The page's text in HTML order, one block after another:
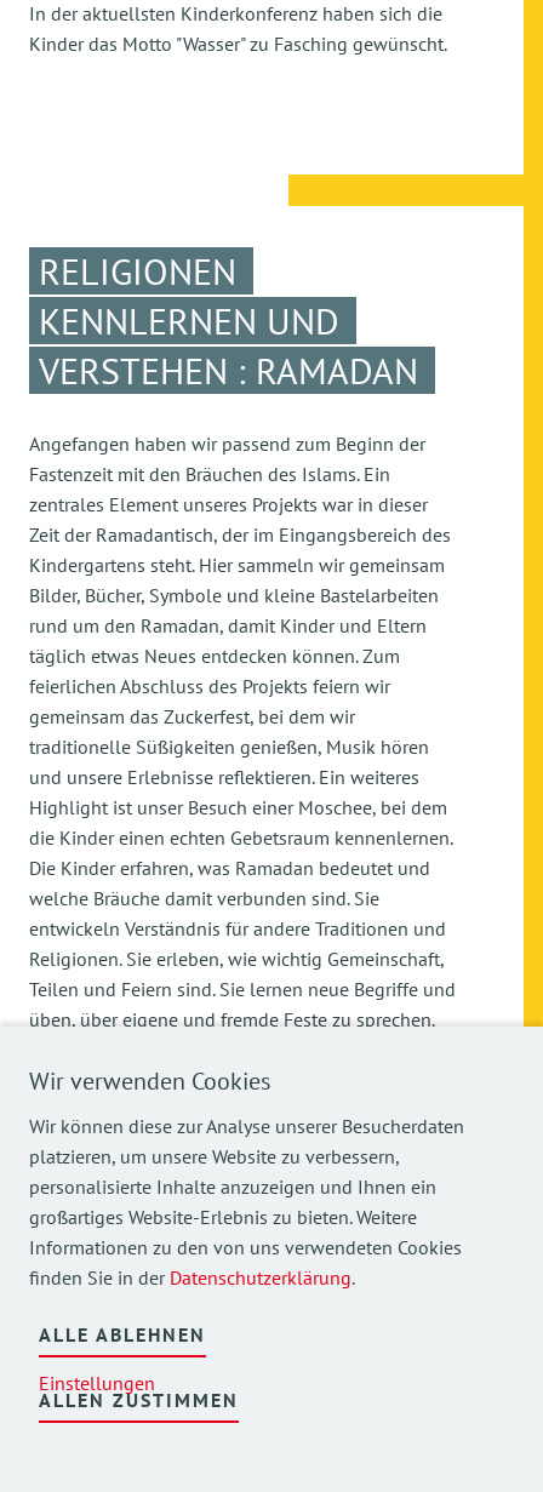
Wir verwenden Cookies
Wir können diese zur Analyse unserer Besucherdaten
platzieren, um unsere Website zu verbessern,
personalisierte Inhalte anzuzeigen und Ihnen ein
großartiges Website-Erlebnis zu bieten. Weitere
Informationen zu den von uns verwendeten Cookies
finden Sie in der Datenschutzerklärung.
ALLE ABLEHNEN
Einstellungen
ALLEN ZUSTIMMEN
In der aktuellsten Kinderkonferenz haben sich die
Kinder das Motto "Wasser" zu Fasching gewünscht.
RELIGIONEN
KENNLERNEN UND
VERSTEHEN : RAMADAN
Angefangen haben wir passend zum Beginn der
Fastenzeit mit den Bräuchen des Islams. Ein
zentrales Element unseres Projekts war in dieser
Zeit der Ramadantisch, der im Eingangsbereich des
Kindergartens steht. Hier sammeln wir gemeinsam
Bilder, Bücher, Symbole und kleine Bastelarbeiten
rund um den Ramadan, damit Kinder und Eltern
täglich etwas Neues entdecken können. Zum
feierlichen Abschluss des Projekts feiern wir
gemeinsam das Zuckerfest, bei dem wir
traditionelle Süßigkeiten genießen, Musik hören
und unsere Erlebnisse reflektieren. Ein weiteres
Highlight ist unser Besuch einer Moschee, bei dem
die Kinder einen echten Gebetsraum kennenlernen.
Die Kinder erfahren, was Ramadan bedeutet und
welche Bräuche damit verbunden sind. Sie
entwickeln Verständnis für andere Traditionen und
Religionen. Sie erleben, wie wichtig Gemeinschaft,
Teilen und Feiern sind. Sie lernen neue Begriffe und
üben, über eigene und fremde Feste zu sprechen.
RELIGIONEN
KENNENLERNEN UND
VERSTEHEN:
CHRISTENTUM